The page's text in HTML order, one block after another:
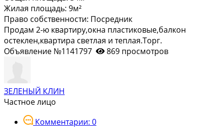
Жилая площадь: 9м²
Право собственности: Посредник
Продам 2-ю квартиру,окна пластиковые,балкон
остеклен,квартира светлая и теплая.Торг.
Объявление №1141797
869 просмотров
ЗЕЛЕНЫЙ КЛИН
Частное лицо
Комментарии: 0